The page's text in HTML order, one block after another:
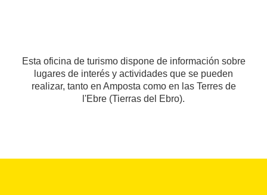
Esta oficina de turismo dispone de información sobre
lugares de interés y actividades que se pueden
realizar, tanto en Amposta como en las Terres de
l'Ebre (Tierras del Ebro).